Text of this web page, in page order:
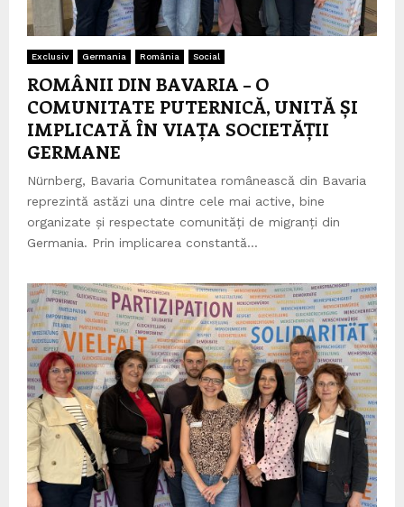
Exclusiv Germania România Social
ROMÂNII DIN BAVARIA – O
COMUNITATE PUTERNICĂ, UNITĂ ȘI
IMPLICATĂ ÎN VIAȚA SOCIETĂȚII
GERMANE
Nürnberg, Bavaria Comunitatea românească din Bavaria
reprezintă astăzi una dintre cele mai active, bine
organizate și respectate comunități de migranți din
Germania. Prin implicarea constantă...